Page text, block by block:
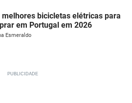
melhores bicicletas elétricas para
em Portugal em 2026
Esmeraldo